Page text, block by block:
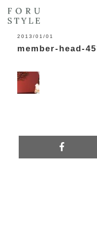
2013/01/01
member-head-